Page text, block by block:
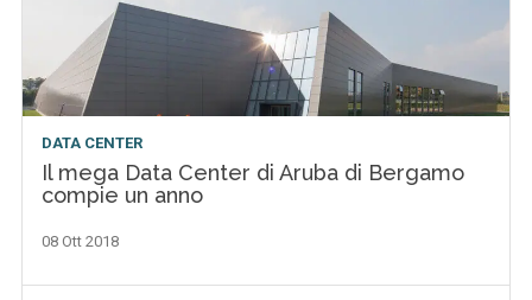
DATA CENTER
Il mega Data Center di Aruba di Bergamo
compie un anno
08 Ott 2018